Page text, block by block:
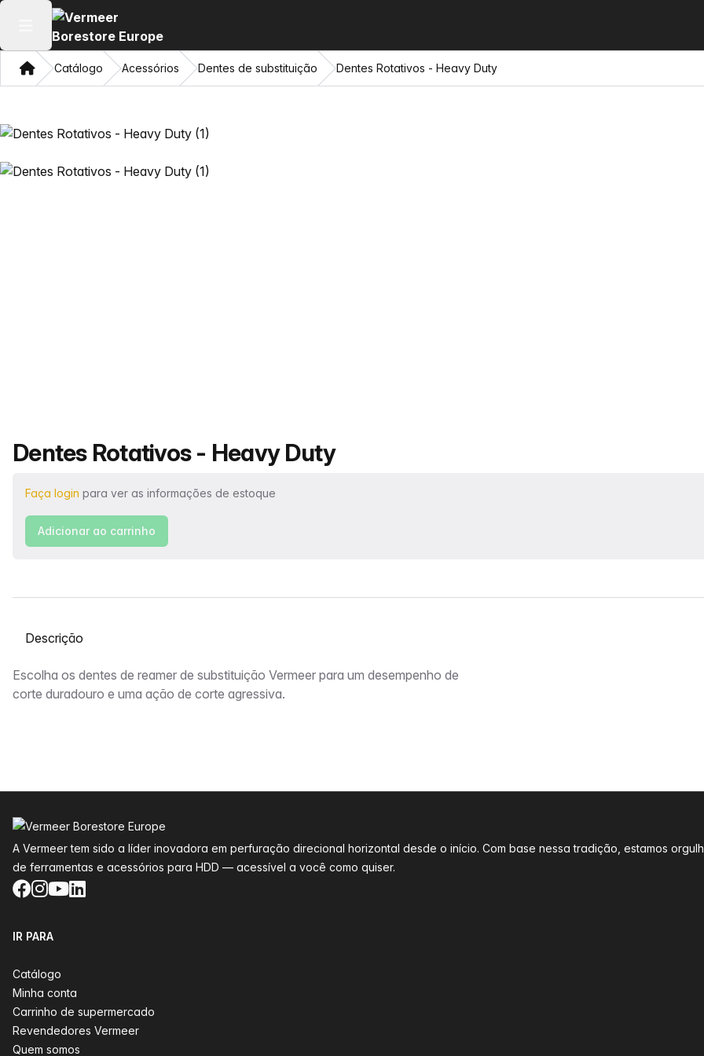
Abrir menu principal
CasaCatálogo Acessórios Dentes de substituição Dentes Rotativos - Heavy Duty
Nome do produto
Dentes Rotativos - Heavy Duty
Faça login para ver as informações de estoque
Adicionar ao carrinho
Selecione uma guia
Descrição
Escolha os dentes de reamer de substituição Vermeer para um desempenho de
corte duradouro e uma ação de corte agressiva.
A Vermeer tem sido a líder inovadora em perfuração direcional horizontal desde o início. Com base nessa tradição, estamos
de ferramentas e acessórios para HDD — acessível a você como quiser.
Facebook
Instagram
YouTube
LinkedIn
IR PARA
Catálogo
Minha conta
Carrinho de supermercado
Revendedores Vermeer
Quem somos